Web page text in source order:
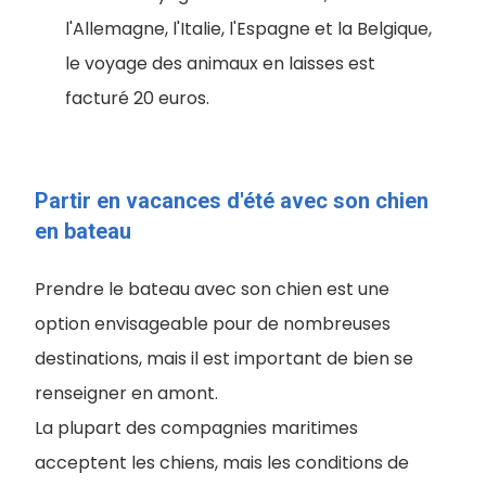
l'Allemagne, l'Italie, l'Espagne et la Belgique,
le voyage des animaux en laisses est
facturé 20 euros.
Partir en vacances d'été avec son chien
en bateau
Prendre le bateau avec son chien est une
option envisageable pour de nombreuses
destinations, mais il est important de bien se
renseigner en amont.
La plupart des compagnies maritimes
acceptent les chiens, mais les conditions de